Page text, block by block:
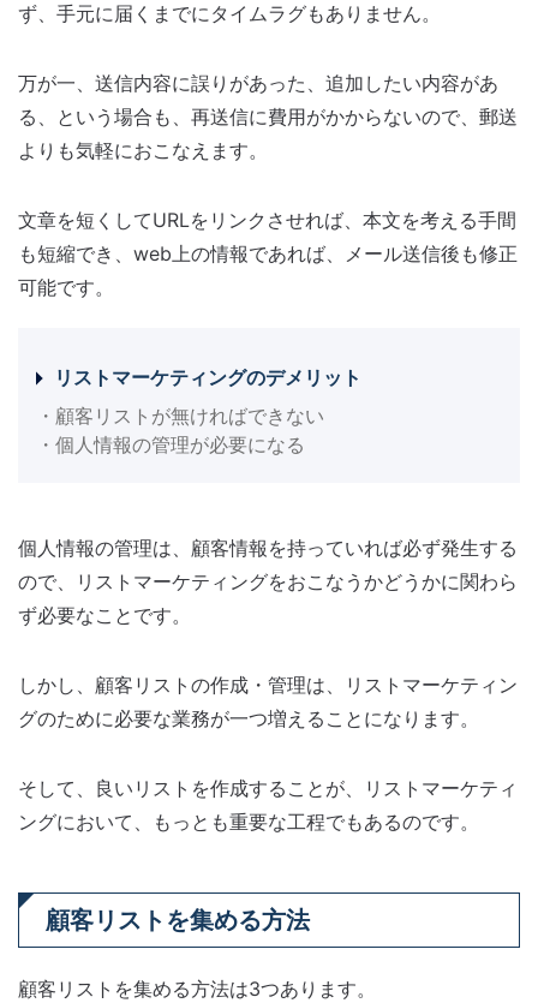
ず、手元に届くまでにタイムラグもありません。
万が一、送信内容に誤りがあった、追加したい内容があ
る、という場合も、再送信に費用がかからないので、郵送
よりも気軽におこなえます。
文章を短くしてURLをリンクさせれば、本文を考える手間
も短縮でき、web上の情報であれば、メール送信後も修正
可能です。
リストマーケティングのデメリット
・顧客リストが無ければできない
・個人情報の管理が必要になる
個人情報の管理は、顧客情報を持っていれば必ず発生する
ので、リストマーケティングをおこなうかどうかに関わら
ず必要なことです。
しかし、顧客リストの作成・管理は、リストマーケティン
グのために必要な業務が一つ増えることになります。
そして、良いリストを作成することが、リストマーケティ
ングにおいて、もっとも重要な工程でもあるのです。
顧客リストを集める方法
顧客リストを集める方法は3つあります。